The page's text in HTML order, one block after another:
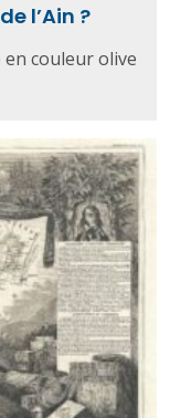
l’Ain ?
couleur olive